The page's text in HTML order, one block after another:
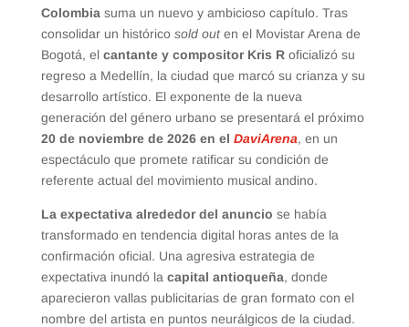
Colombia suma un nuevo y ambicioso capítulo. Tras
consolidar un histórico sold outen el Movistar Arena de
Bogotá, el cantante y compositor Kris Roficializó su
regreso a Medellín, la ciudad que marcó su crianza y su
desarrollo artístico. El exponente de la nueva
generación del género urbano se presentará el próximo
20 de noviembre de 2026 en el DaviArena, en un
espectáculo que promete ratificar su condición de
referente actual del movimiento musical andino.
La expectativa alrededor del anuncio se había
transformado en tendencia digital horas antes de la
confirmación oficial. Una agresiva estrategia de
expectativa inundó la capital antioqueña, donde
aparecieron vallas publicitarias de gran formato con el
nombre del artista en puntos neurálgicos de la ciudad.